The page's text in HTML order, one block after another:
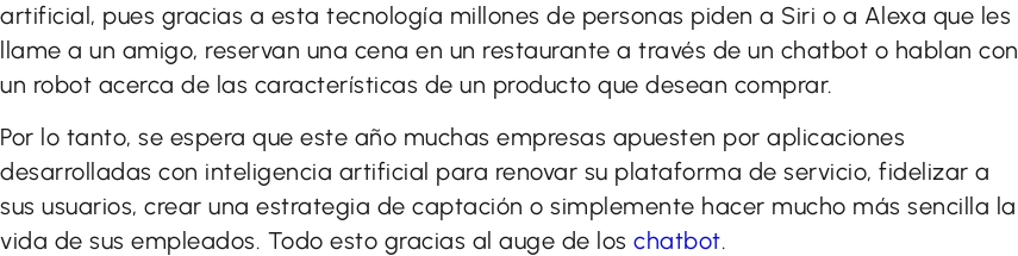
artificial, pues gracias a esta tecnología millones de personas piden a Siri o a Alexa que les
llame a un amigo, reservan una cena en un restaurante a través de un chatbot o hablan con
un robot acerca de las características de un producto que desean comprar.
Por lo tanto, se espera que este año muchas empresas apuesten por aplicaciones
desarrolladas con inteligencia artificial para renovar su plataforma de servicio, fidelizar a
sus usuarios, crear una estrategia de captación o simplemente hacer mucho más sencilla la
vida de sus empleados. Todo esto gracias al auge de los chatbot.